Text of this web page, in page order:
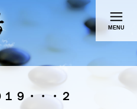
MENU
９・・・２